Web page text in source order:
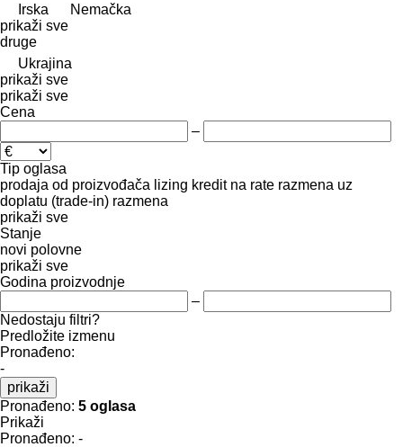
Irska
Nemačka
prikaži sve
druge
Ukrajina
prikaži sve
prikaži sve
Cena
–
Tip oglasa
prodaja od proizvođača lizing kredit na rate razmena uz
doplatu (trade-in) razmena
prikaži sve
Stanje
novi polovne
prikaži sve
Godina proizvodnje
–
Nedostaju filtri?
Predložite izmenu
Pronađeno:
-
prikaži
Pronađeno: 5 oglasa
Prikaži
Pronađeno: -